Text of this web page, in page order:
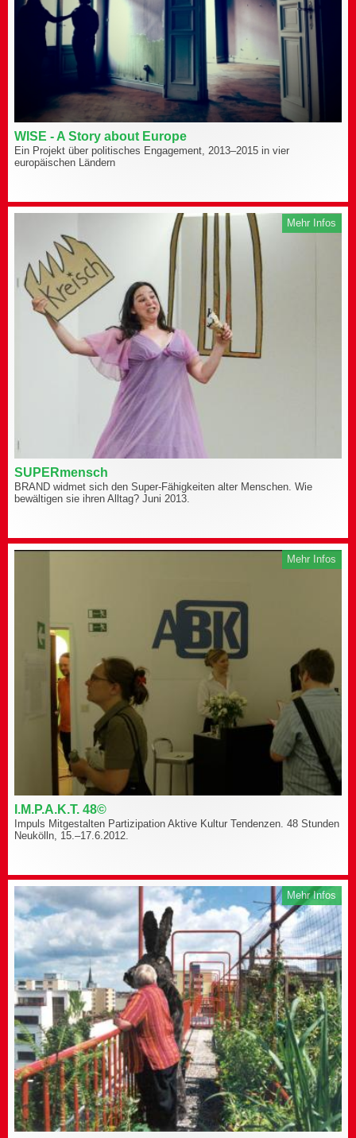
WISE - A Story about Europe
Ein Projekt über politisches Engagement, 2013–2015 in vier
europäischen Ländern
Mehr Infos
SUPERmensch
BRAND widmet sich den Super-Fähigkeiten alter Menschen. Wie
bewältigen sie ihren Alltag? Juni 2013.
Mehr Infos
I.M.P.A.K.T. 48©
Impuls Mitgestalten Partizipation Aktive Kultur Tendenzen. 48 Stunden
Neukölln, 15.–17.6.2012.
Mehr Infos